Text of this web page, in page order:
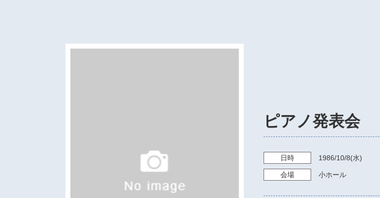
ピアノ発表会
日時 1986/10/8(水)
会場 小ホール